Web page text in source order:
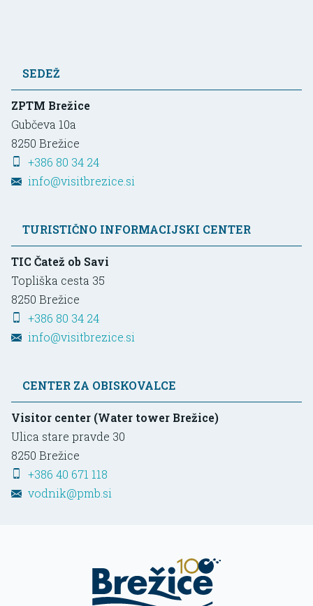
SEDEŽ
ZPTM Brežice
Gubčeva 10a
8250 Brežice
+386 80 34 24
info@visitbrezice.si
TURISTIČNO INFORMACIJSKI CENTER
TIC Čatež ob Savi
Topliška cesta 35
8250 Brežice
+386 80 34 24
info@visitbrezice.si
CENTER ZA OBISKOVALCE
Visitor center (Water tower Brežice)
Ulica stare pravde 30
8250 Brežice
+386 40 671 118
vodnik@pmb.si